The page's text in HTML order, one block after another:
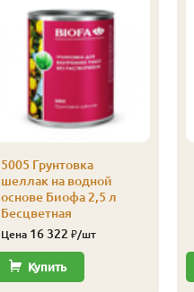
5005 Грунтовка
шеллак на водной
основе Биофа 2,5 л
Бесцветная
Цена 16 322 ₽/шт
Купить